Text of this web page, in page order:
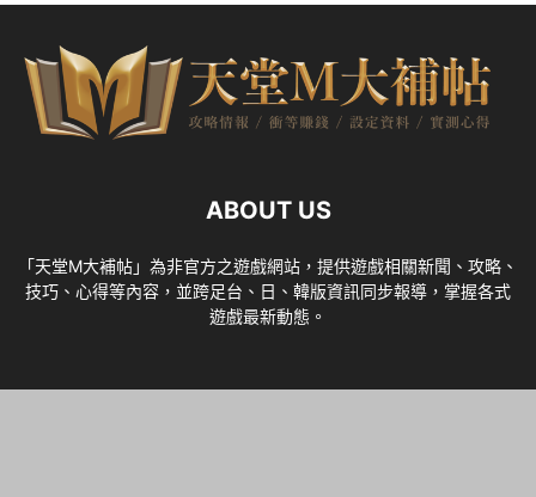
ABOUT US
「天堂M大補帖」為非官方之遊戲網站，提供遊戲相關新聞、攻略、
技巧、心得等內容，並跨足台、日、韓版資訊同步報導，掌握各式
遊戲最新動態。